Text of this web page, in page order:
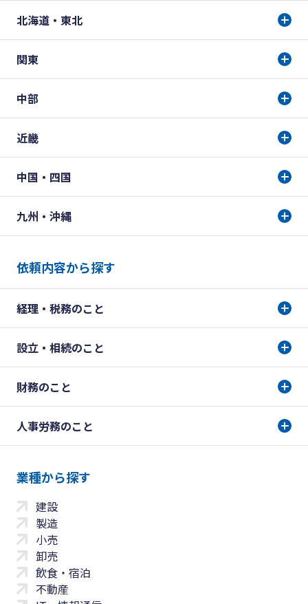
北海道・東北
関東
中部
近畿
中国・四国
九州・沖縄
依頼内容から探す
経理・税務のこと
設立・相続のこと
財務のこと
人事労務のこと
業種から探す
建設
製造
小売
卸売
飲食・宿泊
不動産